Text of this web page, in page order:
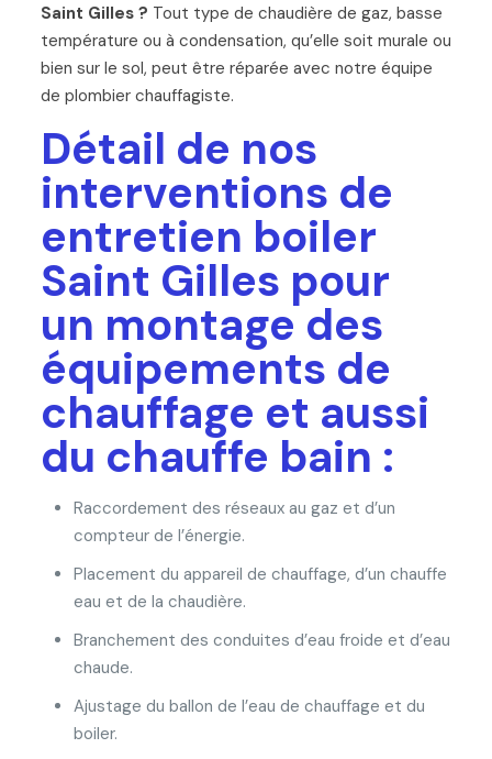
Saint Gilles ? Tout type de chaudière de gaz, basse
température ou à condensation, qu’elle soit murale ou
bien sur le sol, peut être réparée avec notre équipe
de plombier chauffagiste.
Détail de nos
interventions de
entretien boiler
Saint Gilles pour
un montage des
équipements de
chauffage et aussi
du chauffe bain :
Raccordement des réseaux au gaz et d’un
compteur de l’énergie.
Placement du appareil de chauffage, d’un chauffe
eau et de la chaudière.
Branchement des conduites d’eau froide et d’eau
chaude.
Ajustage du ballon de l’eau de chauffage et du
boiler.